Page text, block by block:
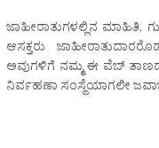
ಜಾಹೀರಾತುಗಳಲ್ಲಿನ ಮಾಹಿತಿ,
ಆಸಕ್ತರು
ಅವುಗಳಿಗೆ ನಮ್ಮ ಈ ವೆಬ್
ನಿರ್ವಹಣಾ ಸಂಸ್ಥೆಯಾಗಲೀ